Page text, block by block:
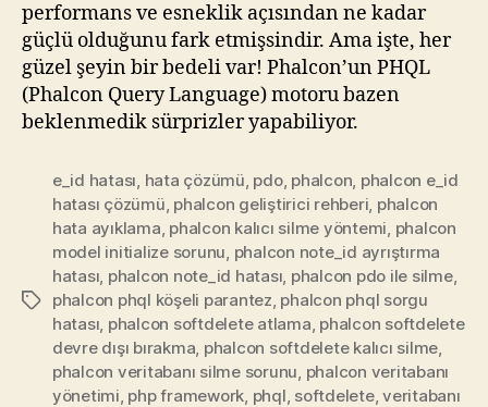
performans ve esneklik açısından ne kadar
güçlü olduğunu fark etmişsindir. Ama işte, her
güzel şeyin bir bedeli var! Phalcon’un PHQL
(Phalcon Query Language) motoru bazen
beklenmedik sürprizler yapabiliyor.
Etiketler
e_id hatası, hata çözümü, pdo, phalcon, phalcon e_id
hatası çözümü, phalcon geliştirici rehberi, phalcon
hata ayıklama, phalcon kalıcı silme yöntemi, phalcon
model initialize sorunu, phalcon note_id ayrıştırma
hatası, phalcon note_id hatası, phalcon pdo ile silme,
phalcon phql köşeli parantez, phalcon phql sorgu
hatası, phalcon softdelete atlama, phalcon softdelete
devre dışı bırakma, phalcon softdelete kalıcı silme,
phalcon veritabanı silme sorunu, phalcon veritabanı
yönetimi, php framework, phql, softdelete,veritabanı